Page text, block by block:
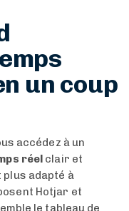
un coup
accédez à un
réel clair et
adapté à
Hotjar et
le tableau de